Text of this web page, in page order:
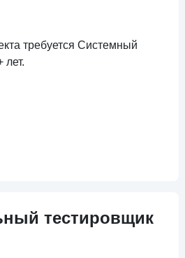
требуется Системный
лет.
тестировщик